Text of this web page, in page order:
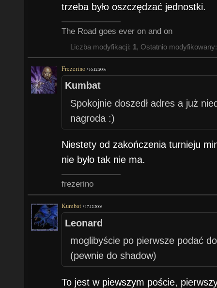
trzeba było oszczędzać jednostki.
The Road goes ever on and on
Liczba modyfikacji: 1, Ostatnio
Frezerino /16.12.2006
Kumbat
Spokojnie doszedł adres a już
nagroda :)
Niestety od zakończenia turnieju
nie było tak nie ma.
frezerino
Kumbat /17.12.2006
Leonard
moglibyście po pierwsze podać
(pewnie do shadow)
To jest w piewszym poście,